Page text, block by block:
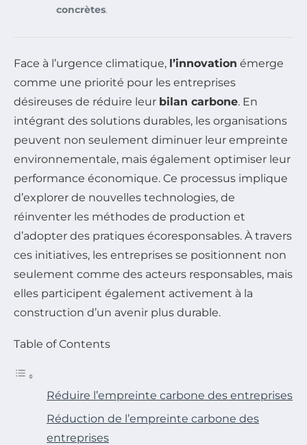
concrètes.
Face à l’urgence climatique, l’innovation émerge
comme une priorité pour les entreprises
désireuses de réduire leur bilan carbone. En
intégrant des solutions durables, les organisations
peuvent non seulement diminuer leur empreinte
environnementale, mais également optimiser leur
performance économique. Ce processus implique
d’explorer de nouvelles technologies, de
réinventer les méthodes de production et
d’adopter des pratiques écoresponsables. À travers
ces initiatives, les entreprises se positionnent non
seulement comme des acteurs responsables, mais
elles participent également activement à la
construction d’un avenir plus durable.
Table of Contents
Réduire l’empreinte carbone des entreprises
Réduction de l’empreinte carbone des
entreprises